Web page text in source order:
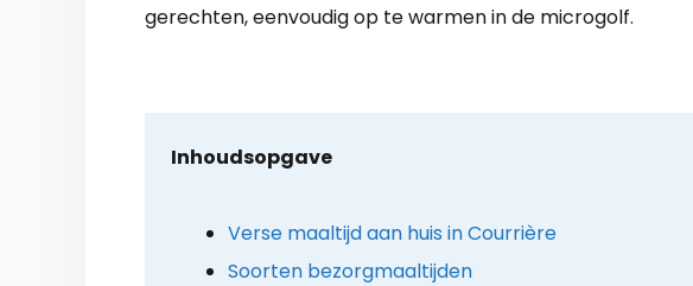
gerechten, eenvoudig op te warmen in de microgolf.
Inhoudsopgave
Verse maaltijd aan huis in Courrière
Soorten bezorgmaaltijden